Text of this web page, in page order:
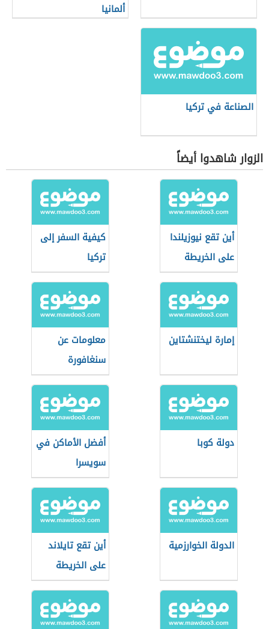
ألمانيا
الصناعة في تركيا
الزوار شاهدوا أيضاً
أين تقع نيوزيلندا
على الخريطة
كيفية السفر إلى
تركيا
إمارة ليختنشتاين
معلومات عن
سنغافورة
دولة كوبا
أفضل الأماكن في
سويسرا
الدولة الخوارزمية
أين تقع تايلاند
على الخريطة